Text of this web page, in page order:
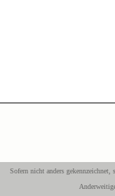
Sofern nicht anders